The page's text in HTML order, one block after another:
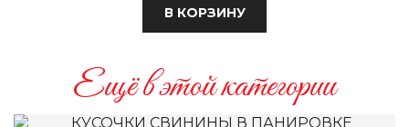
Европейская кухня
Салаты
В КОРЗИНУ
Ещё в этой категории